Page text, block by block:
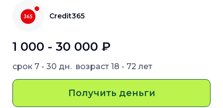
Credit365
1 000 - 30 000 ₽
срок 7 - 30 дн. возраст 18 - 72 лет
Получить деньги